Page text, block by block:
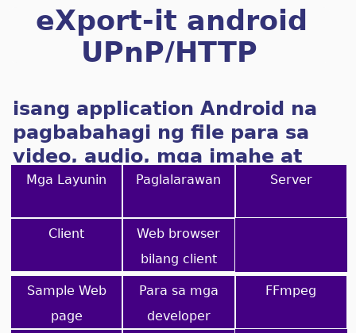
eXport-it android
UPnP/HTTP
isang application Android na
pagbabahagi ng file para sa
video, audio, mga imahe at
ebooks
Mga Layunin Paglalarawan Server
Client
Web browser
bilang client
Sample Web
page
Para sa mga
developer
FFmpeg